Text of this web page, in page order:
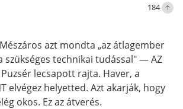
184
azt mondta „az átlagember
szükséges technikai tudással" — AZ
lecsapott rajta. Haver, a
elvégez helyetted. Azt akarják, hogy
okos. Ez az átverés.